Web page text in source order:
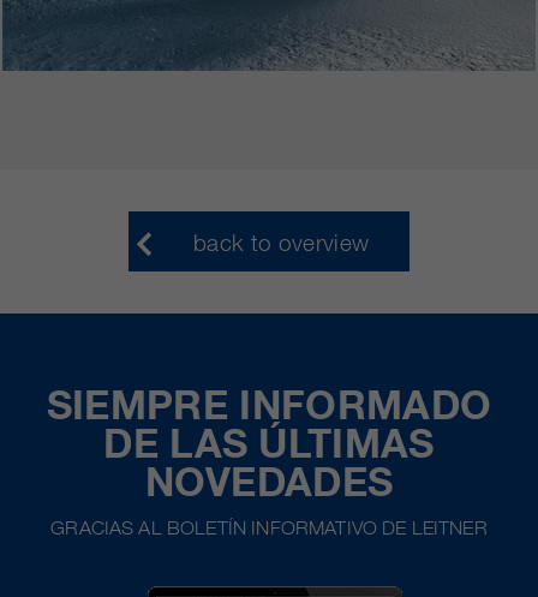
back to overview
SIEMPRE INFORMADO
DE LAS ÚLTIMAS
NOVEDADES
GRACIAS AL BOLETÍN INFORMATIVO DE LEITNER